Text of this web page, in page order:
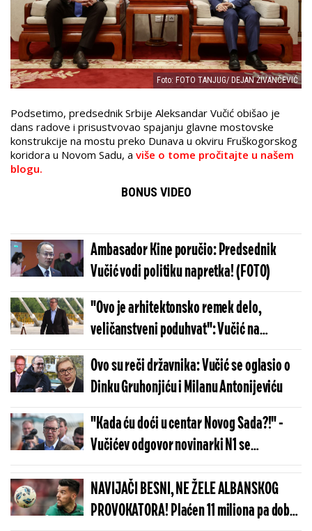
Foto: FOTO TANJUG/ DEJAN ŽIVANČEVIĆ
Podsetimo, predsednik Srbije Aleksandar Vučić obišao je
dans radove i prisustvovao spajanju glavne mostovske
konstrukcije na mostu preko Dunava u okviru Fruškogorskog
koridora u Novom Sadu, a više o tome pročitajte u našem
blogu.
BONUS VIDEO
Ambasador Kine poručio: Predsednik
Vučić vodi politiku napretka! (FOTO)
"Ovo je arhitektonsko remek delo,
veličanstveni poduhvat": Vučić na
spajanju mosta preko Dunava (FOTO)
Ovo su reči državnika: Vučić se oglasio o
Dinku Gruhonjiću i Milanu Antonijeviću
"Kada ću doći u centar Novog Sada?!" -
Vučićev odgovor novinarki N1 se
prepričava (FOTO)
NAVIJAČI BESNI, NE ŽELE ALBANSKOG
PROVOKATORA! Plaćen 11 miliona pa dobio